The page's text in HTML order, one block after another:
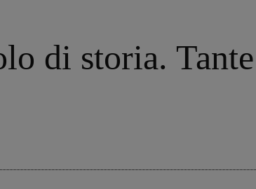
di storia. Tante